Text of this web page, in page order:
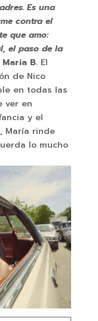
Es una
contra el
que amo:
el paso de la
María B. El
de Nico
en todas las
ver en
y el
María rinde
lo mucho